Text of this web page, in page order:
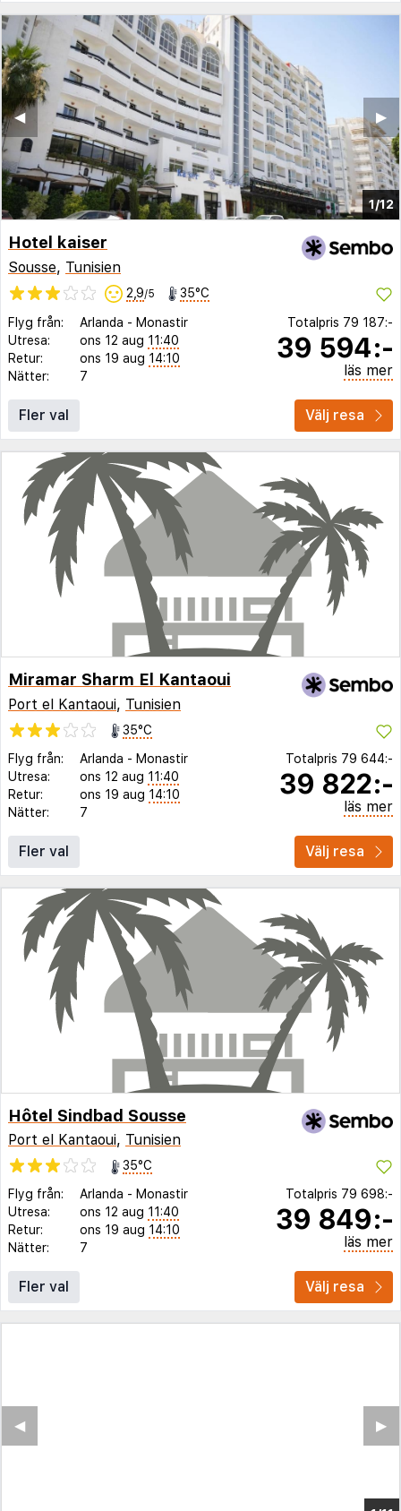
1/12
▶︎
◀︎
Hotel kaiser
Sousse, Tunisien
2,9/5 35°C
Flyg från: Arlanda - Monastir
Utresa:
ons 12 aug 11:40
Retur:
ons 19 aug 14:10
Nätter:
7
Totalpris 79 187:-
39 594:-
läs mer
Fler val Välj resa
Miramar Sharm El Kantaoui
Port el Kantaoui, Tunisien
35°C
Flyg från:
Arlanda - Monastir
Utresa:
ons 12 aug 11:40
Retur:
ons 19 aug 14:10
Nätter:
7
Totalpris 79 644:-
39 822:-
läs mer
Fler val Välj resa
Hôtel Sindbad Sousse
Port el Kantaoui, Tunisien
35°C
Flyg från:
Arlanda - Monastir
Utresa:
ons 12 aug 11:40
Retur:
ons 19 aug 14:10
Nätter:
7
Totalpris 79 698:-
39 849:-
läs mer
Fler val Välj resa
▶︎
◀︎